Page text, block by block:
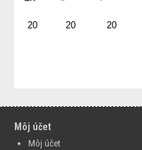
20 20 20
Môj účet
Môj účet